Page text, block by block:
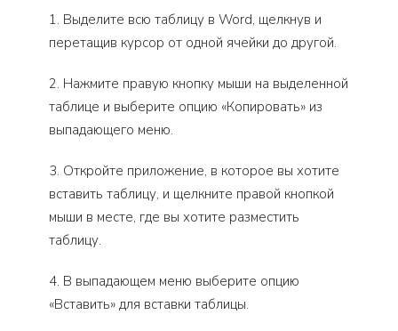
1. Выделите всю таблицу в Word, щелкнув и
перетащив курсор от одной ячейки до другой.
2. Нажмите правую кнопку мыши на выделенной
таблице и выберите опцию «Копировать» из
выпадающего меню.
3. Откройте приложение, в которое вы хотите
вставить таблицу, и щелкните правой кнопкой
мыши в месте, где вы хотите разместить
таблицу.
4. В выпадающем меню выберите опцию
«Вставить» для вставки таблицы.